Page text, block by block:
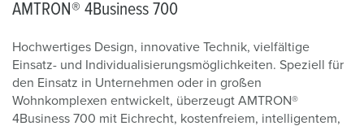
AMTRON® 4Business 700
Hochwertiges Design, innovative Technik, vielfältige
Einsatz- und Individualisierungsmöglichkeiten. Speziell für
den Einsatz in Unternehmen oder in großen
Wohnkomplexen entwickelt, überzeugt AMTRON®
4Business 700 mit Eichrecht, kostenfreiem, intelligentem,